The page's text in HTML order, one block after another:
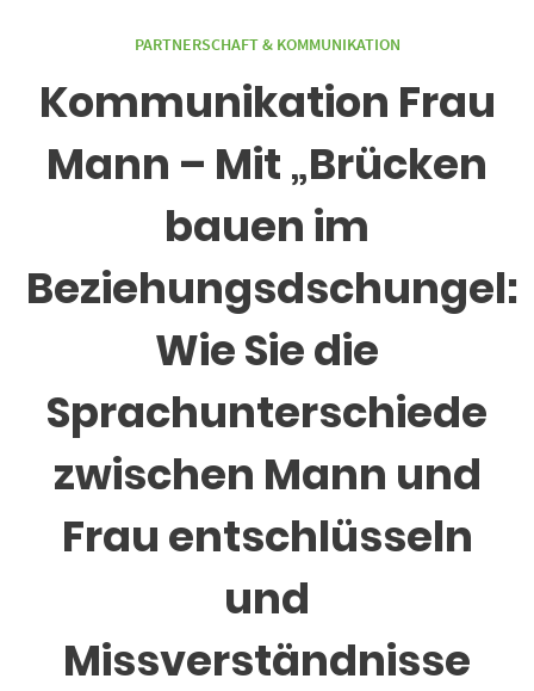
PARTNERSCHAFT & KOMMUNIKATION
Kommunikation Frau
Mann – Mit „Brücken
bauen im
Beziehungsdschungel:
Wie Sie die
Sprachunterschiede
zwischen Mann und
Frau entschlüsseln
und
Missverständnisse